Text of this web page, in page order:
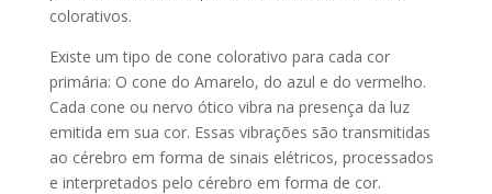
colorativos.
Existe um tipo de cone colorativo para cada cor
primária: O cone do Amarelo, do azul e do vermelho.
Cada cone ou nervo ótico vibra na presença da luz
emitida em sua cor. Essas vibrações são transmitidas
ao cérebro em forma de sinais elétricos, processados
e interpretados pelo cérebro em forma de cor.